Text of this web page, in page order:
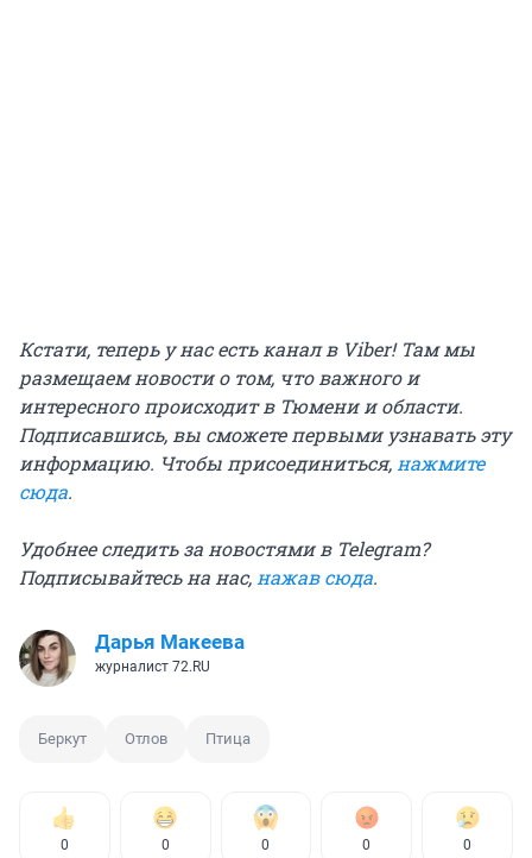
Кстати, теперь у нас есть канал в Viber! Там мы
размещаем новости о том, что важного и
интересного происходит в Тюмени и области.
Подписавшись, вы сможете первыми узнавать эту
информацию. Чтобы присоединиться, нажмите
сюда.
Удобнее следить за новостями в Telegram?
Подписывайтесь на нас, нажав сюда.
Дарья Макеева
журналист 72.RU
Беркут Отлов Птица
0 0 0 0 0